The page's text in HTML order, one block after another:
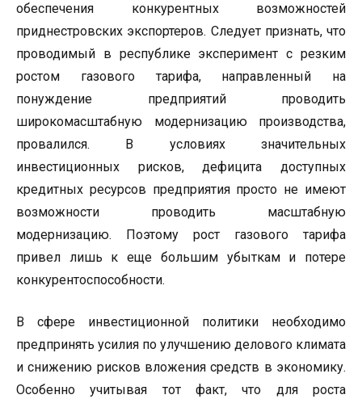
обеспечения конкурентных возможностей
приднестровских экспортеров. Следует признать, что
проводимый в республике эксперимент с резким
ростом газового тарифа, направленный на
понуждение предприятий проводить
широкомасштабную модернизацию производства,
провалился. В условиях значительных
инвестиционных рисков, дефицита доступных
кредитных ресурсов предприятия просто не имеют
возможности проводить масштабную
модернизацию. Поэтому рост газового тарифа
привел лишь к еще большим убыткам и потере
конкурентоспособности.
В сфере инвестиционной политики необходимо
предпринять усилия по улучшению делового климата
и снижению рисков вложения средств в экономику.
Особенно учитывая тот факт, что для роста